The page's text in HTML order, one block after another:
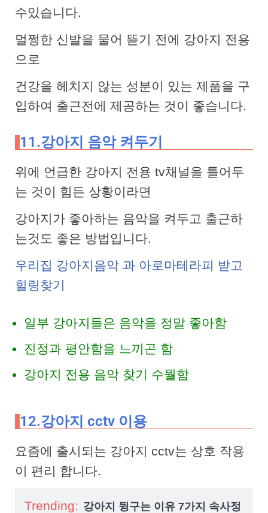
수있습니다.
멀쩡한 신발을 물어 뜯기 전에 강아지 전용
으로
건강을 헤치지 않는 성분이 있는 제품을 구
입하여 출근전에 제공하는 것이 좋습니다.
11.강아지 음악 켜두기
위에 언급한 강아지 전용 tv채널을 틀어두
는 것이 힘든 상황이라면
강아지가 좋아하는 음악을 켜두고 출근하
는것도 좋은 방법입니다.
우리집 강아지음악 과 아로마테라피 받고
힐링찾기
일부 강아지들은 음악을 정말 좋아함
진정과 평안함을 느끼곤 함
강아지 전용 음악 찾기 수월함
12.강아지 cctv 이용
요즘에 출시되는 강아지 cctv는 상호 작용
이 편리 합니다.
Trending: 강아지 뒹구는 이유 7가지 속사정